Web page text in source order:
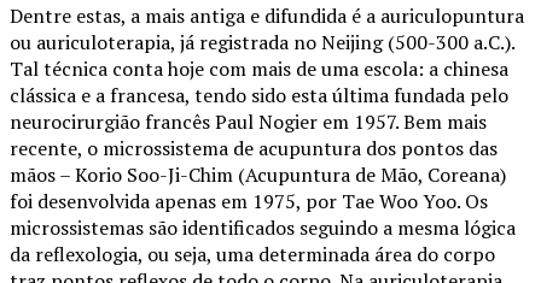
Dentre estas, a mais antiga e difundida é a auriculopuntura
ou auriculoterapia, já registrada no Neijing (500-300 a.C.).
Tal técnica conta hoje com mais de uma escola: a chinesa
clássica e a francesa, tendo sido esta última fundada pelo
neurocirurgião francês Paul Nogier em 1957. Bem mais
recente, o microssistema de acupuntura dos pontos das
mãos – Korio Soo-Ji-Chim (Acupuntura de Mão, Coreana)
foi desenvolvida apenas em 1975, por Tae Woo Yoo. Os
microssistemas são identificados seguindo a mesma lógica
da reflexologia, ou seja, uma determinada área do corpo